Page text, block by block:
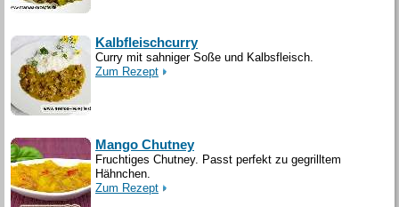
Kalbfleischcurry
Curry mit sahniger Soße und Kalbsfleisch.
Zum Rezept
Mango Chutney
Fruchtiges Chutney. Passt perfekt zu gegrilltem
Hähnchen.
Zum Rezept